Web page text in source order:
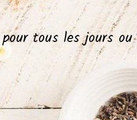
tous les jours